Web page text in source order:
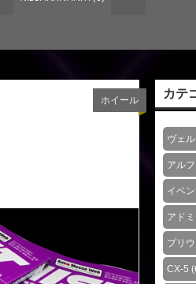
ホイール カテ
ヴェ
アル
イベ
アド
プリ
CX-5